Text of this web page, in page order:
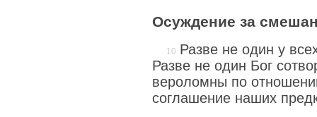
Осуждение за
Разве не один у
Разве не один Бог
вероломны по
соглашение наших